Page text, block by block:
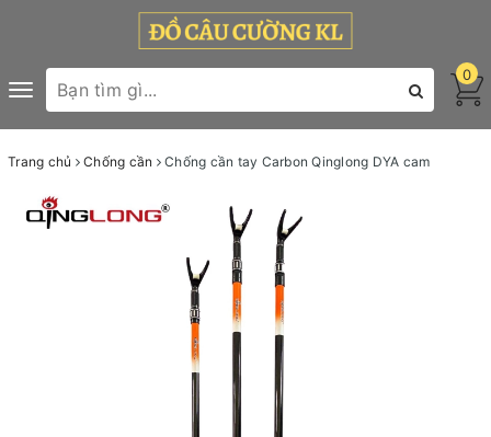
Toggle
navigation
0
Trang chủ Chống cần Chống cần tay Carbon Qinglong DYA cam